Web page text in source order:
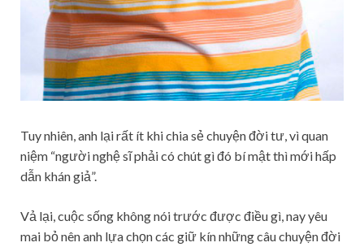
Tuy nhiên, anh lại rất ít khi chia sẻ chuyện đời tư, vì quan
niệm “người nghệ sĩ phải có chút gì đó bí mật thì mới hấp
dẫn khán giả”.
Vả lại, cuộc sống không nói trước được điều gì, nay yêu
mai bỏ nên anh lựa chọn các giữ kín những câu chuyện đời